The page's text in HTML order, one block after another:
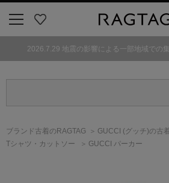
気
2026.7.29 地震の影響による一部地域での
ブランド古着のRAGTAG GUCCI (グッチ)の古
Tシャツ・カットソー
GUCCI パーカー